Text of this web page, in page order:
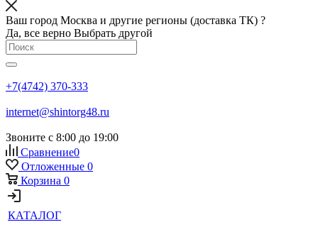
Ваш город Москва и другие регионы (доставка ТК) ?
Да, все верно Выбрать другой
+7(4742) 370-333
internet@shintorg48.ru
Звоните с 8:00 до 19:00
Сравнение0
Отложенные 0
Корзина 0
КАТАЛОГ